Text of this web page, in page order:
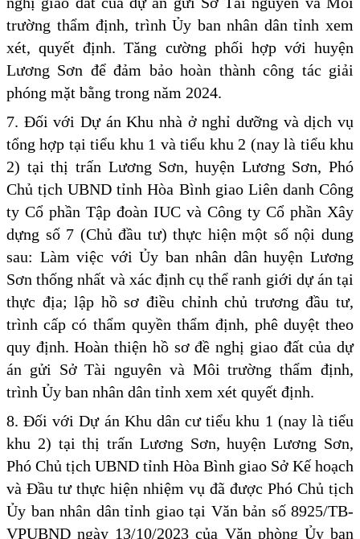
trường thẩm định, trình Ủy ban nhân dân tỉnh xem
xét, quyết định. Tăng cường phối hợp với huyện
Lương Sơn để đảm bảo hoàn thành công tác giải
phóng mặt bằng trong năm 2024.
7. Đối với Dự án Khu nhà ở nghỉ dưỡng và dịch vụ
tổng hợp tại tiểu khu 1 và tiểu khu 2 (nay là tiểu khu
2) tại thị trấn Lương Sơn, huyện Lương Sơn, Phó
Chủ tịch UBND tỉnh Hòa Bình giao Liên danh Công
ty Cổ phần Tập đoàn IUC và Công ty Cổ phần Xây
dựng số 7 (Chủ đầu tư) thực hiện một số nội dung
sau: Làm việc với Ủy ban nhân dân huyện Lương
Sơn thống nhất và xác định cụ thể ranh giới dự án tại
thực địa; lập hồ sơ điều chỉnh chủ trương đầu tư,
trình cấp có thẩm quyền thẩm định, phê duyệt theo
quy định. Hoàn thiện hồ sơ đề nghị giao đất của dự
án gửi Sở Tài nguyên và Môi trường thẩm định,
trình Ủy ban nhân dân tỉnh xem xét quyết định.
8. Đối với Dự án Khu dân cư tiểu khu 1 (nay là tiểu
khu 2) tại thị trấn Lương Sơn, huyện Lương Sơn,
Phó Chủ tịch UBND tỉnh Hòa Bình giao Sở Kế hoạch
và Đầu tư thực hiện nhiệm vụ đã được Phó Chủ tịch
Ủy ban nhân dân tỉnh giao tại Văn bản số 8925/TB-
VPUBND ngày 13/10/2023 của Văn phòng Ủy ban